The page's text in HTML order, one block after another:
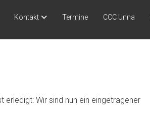
Kontakt Termine CCC Unna
erledigt: Wir sind nun ein eingetragener